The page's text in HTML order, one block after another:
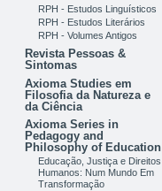
RPH - Estudos Linguísticos
RPH - Estudos Literários
RPH - Volumes Antigos
Revista Pessoas &
Sintomas
Axioma Studies em
Filosofia da Natureza e
da Ciência
Axioma Series in
Pedagogy and
Philosophy of Education
Educação, Justiça e Direitos
Humanos: Num Mundo Em
Transformação